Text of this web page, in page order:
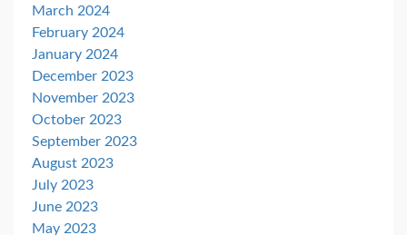
March 2024
February 2024
January 2024
December 2023
November 2023
October 2023
September 2023
August 2023
July 2023
June 2023
May 2023